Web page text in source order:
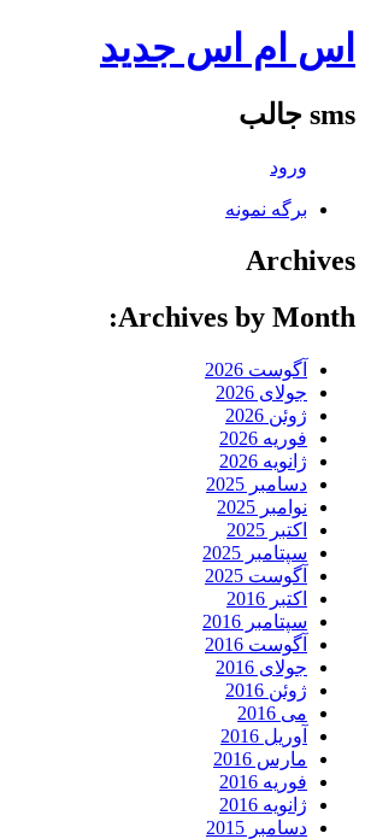
اس ام اس جدید
sms جالب
ورود
برگه نمونه
Archives
Archives by Month:
آگوست 2026
جولای 2026
ژوئن 2026
فوریه 2026
ژانویه 2026
دسامبر 2025
نوامبر 2025
اکتبر 2025
سپتامبر 2025
آگوست 2025
اکتبر 2016
سپتامبر 2016
آگوست 2016
جولای 2016
ژوئن 2016
می 2016
آوریل 2016
مارس 2016
فوریه 2016
ژانویه 2016
دسامبر 2015